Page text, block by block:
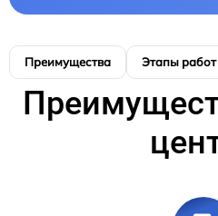
Преимущества Этапы работ